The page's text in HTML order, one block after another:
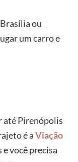
ou
um carro e
até Pirenópolis
é aViação
você precisa